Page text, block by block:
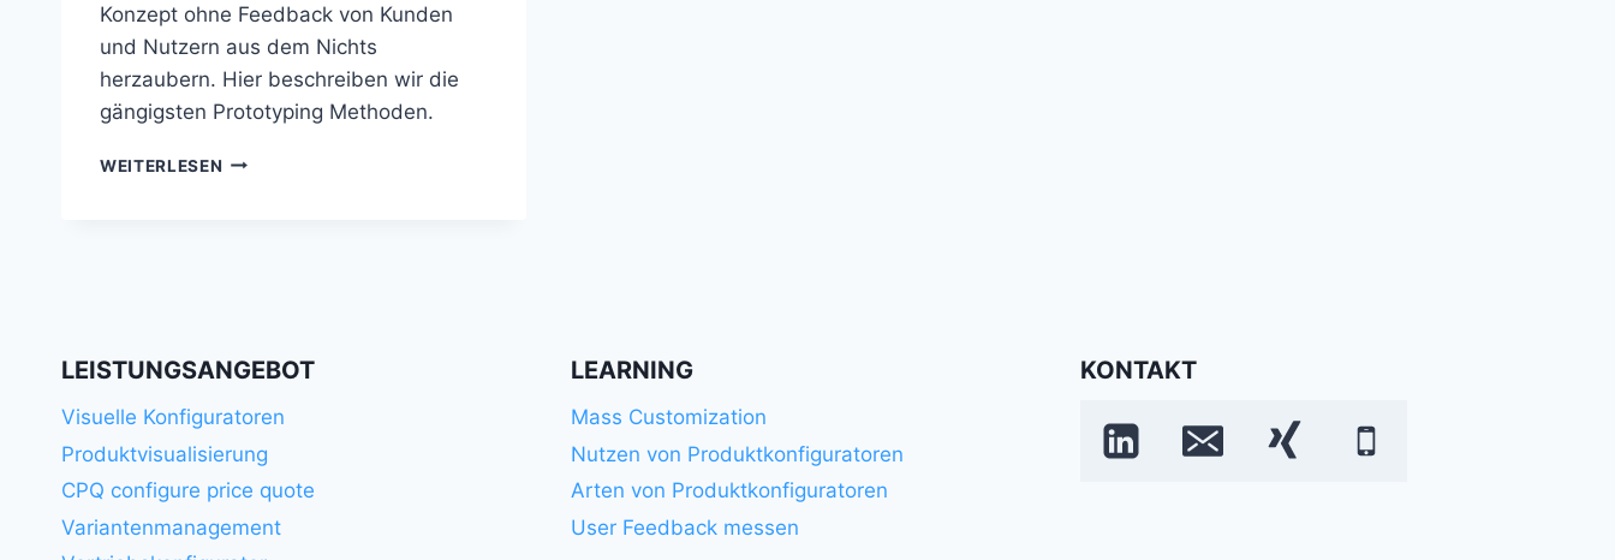
Konzept ohne Feedback von Kunden
und Nutzern aus dem Nichts
herzaubern. Hier beschreiben wir die
gängigsten Prototyping Methoden.
WEITERLESEN RAPID
LEISTUNGSANGEBOT
Visuelle Konfiguratoren
Produktvisualisierung
CPQ configure price quote
Variantenmanagement
LEARNING
Mass Customization
Nutzen von Produktkonfiguratoren
Arten von Produktkonfiguratoren
User Feedback messen
KONTAKT